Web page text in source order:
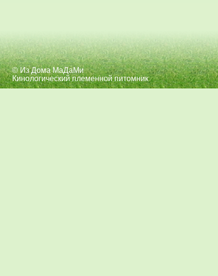
© Из Дома МаДаМи
Кинологический племенной питомник